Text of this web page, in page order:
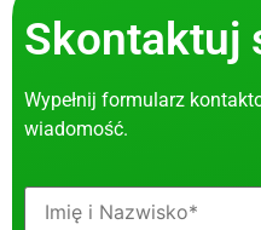
Skontaktuj
Wypełnij formularz
wiadomość.